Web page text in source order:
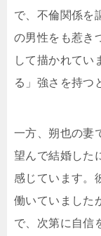
で、不倫関係を
の男性をも惹き
して描かれてい
る」強さを持つ
一方、朔也の妻
望んで結婚した
感じています。
働いていました
で、次第に自信